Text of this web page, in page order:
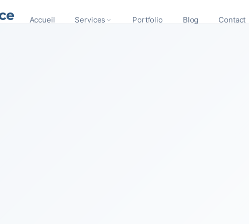
Accueil Services Portfolio Blog Contact